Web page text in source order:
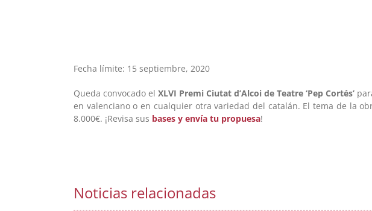
Fecha límite: 15 septiembre, 2020
Queda convocado elXLVI Premi Ciutat d’Alcoi de Teatre ‘Pep Cortés’
en valenciano o en cualquier otra variedad del catalán. El tema de la
8.000€. ¡Revisa sus bases y envía tu propuesa!
Noticias relacionadas